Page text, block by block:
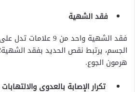
فقد الشهية
فقد الشهية واحد من 9
الجسم، يرتبط نقص الحديد بفقد
هرمون الجوع.
تكرار الإصابة بالعدوى والالتهابات